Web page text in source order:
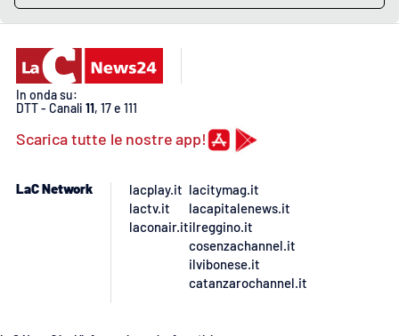
In onda su:
DTT - Canali 11, 17 e 111
Scarica tutte le nostre app!
LaC Network
lacplay.it
lactv.it
laconair.it
lacitymag.it
lacapitalenews.it
ilreggino.it
cosenzachannel.it
ilvibonese.it
catanzarochannel.it